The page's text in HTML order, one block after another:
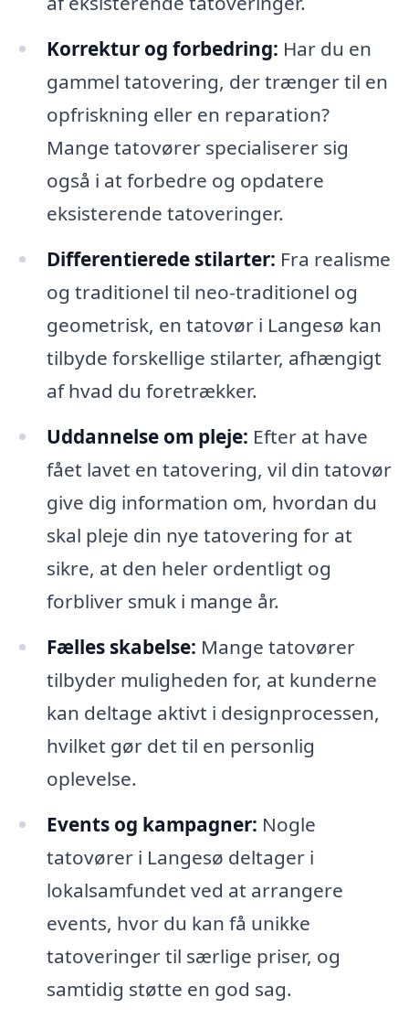
Korrektur og forbedring: Har du en
gammel tatovering, der trænger til en
opfriskning eller en reparation?
Mange tatovører specialiserer sig
også i at forbedre og opdatere
eksisterende tatoveringer.
Differentierede stilarter: Fra realisme
og traditionel til neo-traditionel og
geometrisk, en tatovør i Langesø kan
tilbyde forskellige stilarter, afhængigt
af hvad du foretrækker.
Uddannelse om pleje: Efter at have
fået lavet en tatovering, vil din tatovør
give dig information om, hvordan du
skal pleje din nye tatovering for at
sikre, at den heler ordentligt og
forbliver smuk i mange år.
Fælles skabelse: Mange tatovører
tilbyder muligheden for, at kunderne
kan deltage aktivt i designprocessen,
hvilket gør det til en personlig
oplevelse.
Events og kampagner: Nogle
tatovører i Langesø deltager i
lokalsamfundet ved at arrangere
events, hvor du kan få unikke
tatoveringer til særlige priser, og
samtidig støtte en god sag.